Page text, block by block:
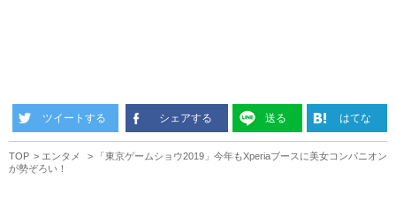
ツイートする シェアする 送る はてな
TOP エンタメ
「東京ゲームショウ2019」今年もXperiaブースに美女コンパニオン
が勢ぞろい！